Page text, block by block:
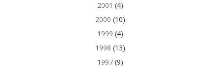
2001 (4)
2000 (10)
1999 (4)
1998 (13)
1997(9)